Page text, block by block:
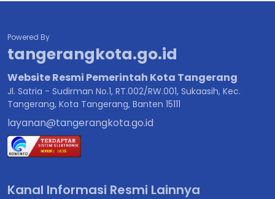
Powered By
tangerangkota.go.id
Website Resmi Pemerintah Kota Tangerang
Jl. Satria - Sudirman No.1, RT.002/RW.001, Sukaasih, Kec.
Tangerang, Kota Tangerang, Banten 15111
layanan@tangerangkota.go.id
Kanal Informasi Resmi Lainnya